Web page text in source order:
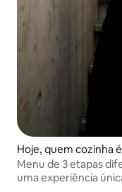
Hoje, quem cozinha
Menu de 3 etapas
uma experiência